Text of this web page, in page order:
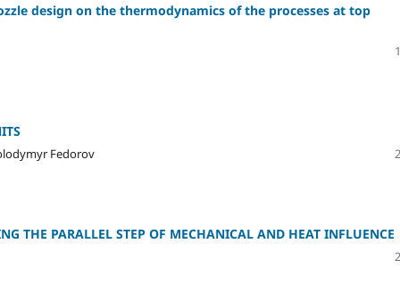
design on the thermodynamics of the processes at top
Fedorov
THE PARALLEL STEP OF MECHANICAL AND HEAT INFLUENCE